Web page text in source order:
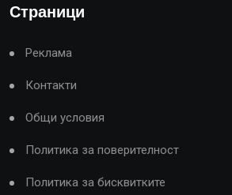
Страници
Реклама
Контакти
Общи условия
Политика за поверителност
Политика за бисквитките